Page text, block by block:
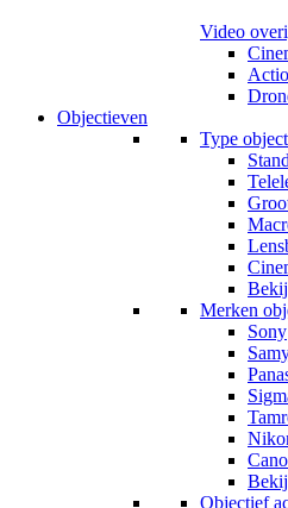
Video
Objectieven
Type
Merken
Sony
Objectief